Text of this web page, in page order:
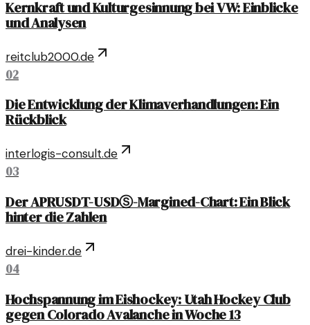
Kernkraft und Kulturgesinnung bei VW: Einblicke
und Analysen
reitclub2000.de
02
Die Entwicklung der Klimaverhandlungen: Ein
Rückblick
interlogis-consult.de
03
Der APRUSDT-USDⓈ-Margined-Chart: Ein Blick
hinter die Zahlen
drei-kinder.de
04
Hochspannung im Eishockey: Utah Hockey Club
gegen Colorado Avalanche in Woche 13